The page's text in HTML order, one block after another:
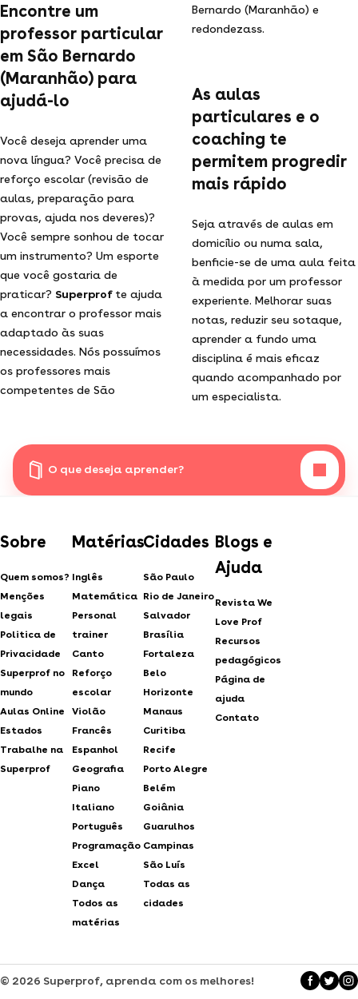
Encontre um
professor particular
em São Bernardo
(Maranhão) para
ajudá-lo
Você deseja aprender uma
nova língua? Você precisa de
reforço escolar (revisão de
aulas, preparação para
provas, ajuda nos deveres)?
Você sempre sonhou de tocar
um instrumento? Um esporte
que você gostaria de
praticar? Superprof te ajuda
a encontrar o professor mais
adaptado às suas
necessidades. Nós possuímos
os professores mais
competentes de São
Bernardo (Maranhão) e
redondezass.
As aulas
particulares e o
coaching te
permitem progredir
mais rápido
Seja através de aulas em
domicílio ou numa sala,
benficie-se de uma aula feita
à medida por um professor
experiente. Melhorar suas
notas, reduzir seu sotaque,
aprender a fundo uma
disciplina é mais eficaz
quando acompanhado por
um especialista.
O que deseja aprender?
Sobre
Quem somos?
Menções
legais
Politica de
Privacidade
Superprof no
mundo
Aulas Online
Estados
Trabalhe na
Superprof
Matérias
Inglês
Matemática
Personal
trainer
Canto
Reforço
escolar
Violão
Francês
Espanhol
Geografia
Piano
Italiano
Português
Programação
Excel
Dança
Todos as
matérias
Cidades
São Paulo
Rio de Janeiro
Salvador
Brasília
Fortaleza
Belo
Horizonte
Manaus
Curitiba
Recife
Porto Alegre
Belém
Goiânia
Guarulhos
Campinas
São Luís
Todas as
cidades
Blogs e
Ajuda
Revista We
Love Prof
Recursos
pedagógicos
Página de
ajuda
Contato
© 2026 Superprof, aprenda com os melhores!